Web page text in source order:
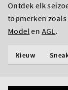
Ontdek elk
topmerken zoals
Modelen AGL.
Nieuw